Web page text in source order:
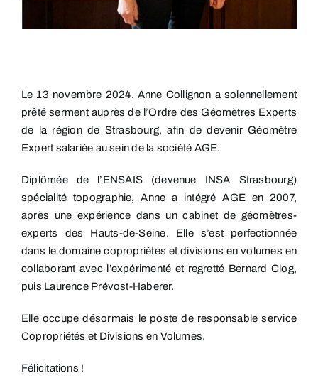
Le 13 novembre 2024, Anne Collignon a solennellement
prêté serment auprès de l’Ordre des Géomètres Experts
de la région de Strasbourg, afin de devenir Géomètre
Expert salariée au sein de la société AGE.
Diplômée de l’ENSAIS (devenue INSA Strasbourg)
spécialité topographie, Anne a intégré AGE en 2007,
après une expérience dans un cabinet de géomètres-
experts des Hauts-de-Seine. Elle s’est perfectionnée
dans le domaine copropriétés et divisions en volumes en
collaborant avec l’expérimenté et regretté Bernard Clog,
puis Laurence Prévost-Haberer.
Elle occupe désormais le poste de responsable service
Copropriétés et Divisions en Volumes.
Félicitations !